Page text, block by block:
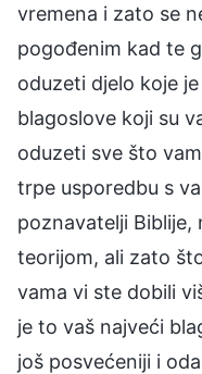
vremena i zato se
pogođenim kad te
oduzeti djelo koje
blagoslove koji su
oduzeti sve što
trpe usporedbu s
poznavatelji Biblije,
teorijom, ali zato
vama vi ste dobili
je to vaš najveći
još posvećeniji i